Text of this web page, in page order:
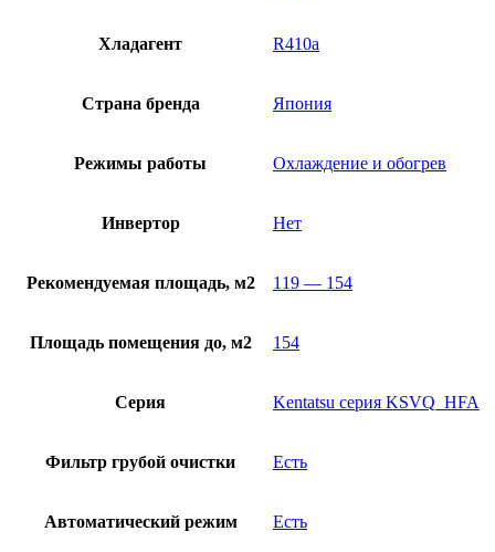
Хладагент R410a
Страна бренда Япония
Режимы работы Охлаждение и обогрев
Инвертор Нет
Рекомендуемая площадь, м2 119 — 154
Площадь помещения до, м2 154
Серия Kentatsu серия KSVQ_HFA
Фильтр грубой очистки Есть
Автоматический режим Есть